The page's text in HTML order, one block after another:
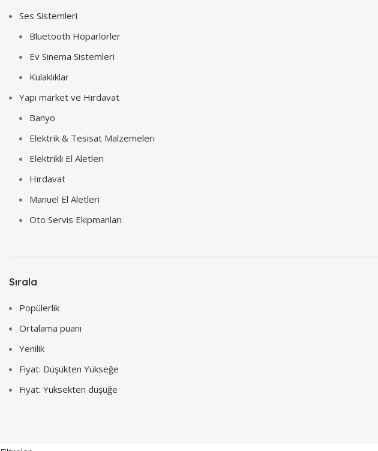
Ses Sistemleri
Bluetooth Hoparlörler
Ev Sinema Sistemleri
Kulaklıklar
Yapı market ve Hırdavat
Banyo
Elektrik & Tesisat Malzemeleri
Elektrikli El Aletleri
Hırdavat
Manuel El Aletleri
Oto Servis Ekipmanları
Sırala
Popülerlik
Ortalama puanı
Yenilik
Fiyat: Düşükten Yükseğe
Fiyat: Yüksekten düşüğe